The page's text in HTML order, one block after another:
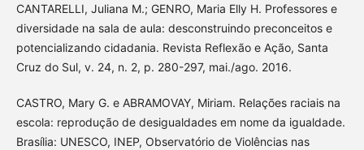
CANTARELLI, Juliana M.; GENRO, Maria Elly H. Professores e
diversidade na sala de aula: desconstruindo preconceitos e
potencializando cidadania. Revista Reflexão e Ação, Santa
Cruz do Sul, v. 24, n. 2, p. 280-297, mai./ago. 2016.
CASTRO, Mary G. e ABRAMOVAY, Miriam. Relações raciais na
escola: reprodução de desigualdades em nome da igualdade.
Brasília: UNESCO, INEP, Observatório de Violências nas